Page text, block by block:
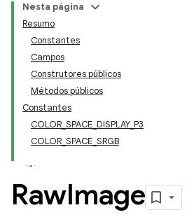
Nesta página
Resumo
Constantes
Campos
Construtores públicos
Métodos públicos
Constantes
COLOR_SPACE_DISPLAY_P3
COLOR_SPACE_SRGB
RawImage